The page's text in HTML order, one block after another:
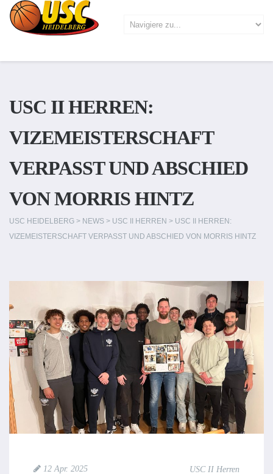
USC II HERREN:
VIZEMEISTERSCHAFT
VERPASST UND ABSCHIED
VON MORRIS HINTZ
USC HEIDELBERG > NEWS > USC II HERREN > USC II HERREN:
VIZEMEISTERSCHAFT VERPASST UND ABSCHIED VON MORRIS HINTZ
12 Apr. 2025 USC II Herren